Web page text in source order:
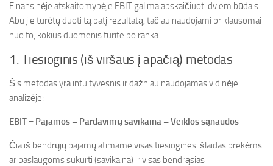
Finansinėje atskaitomybėje EBIT galima apskaičiuoti dviem būdais.
Abu jie turėtų duoti tą patį rezultatą, tačiau naudojami priklausomai
nuo to, kokius duomenis turite po ranka.
1. Tiesioginis (iš viršaus į apačią) metodas
Šis metodas yra intuityvesnis ir dažniau naudojamas vidinėje
analizėje:
EBIT = Pajamos – Pardavimų savikaina – Veiklos sąnaudos
Čia iš bendrųjų pajamų atimame visas tiesiogines išlaidas prekėms
ar paslaugoms sukurti (savikaina) ir visas bendrąsias